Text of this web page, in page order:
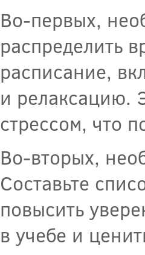
Во-первых,
распределить
расписание,
и релаксацию.
стрессом, что
Во-вторых,
Составьте
повысить
в учебе и